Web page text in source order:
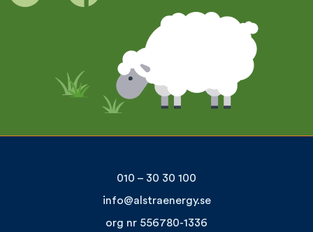
010 – 30 30 100
info@alstraenergy.se
org nr 556780-1336